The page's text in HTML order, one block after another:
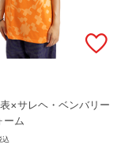
×サレヘ・ベンバリー
ーム
込